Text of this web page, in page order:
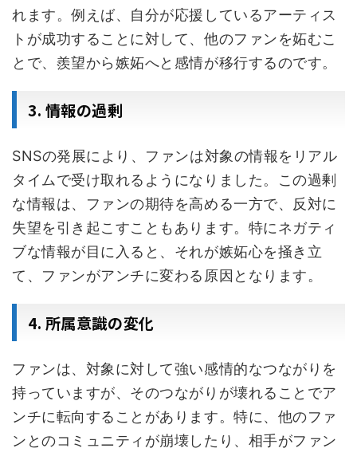
れます。例えば、自分が応援しているアーティス
トが成功することに対して、他のファンを妬むこ
とで、羨望から嫉妬へと感情が移行するのです。
3. 情報の過剰
SNSの発展により、ファンは対象の情報をリアル
タイムで受け取れるようになりました。この過剰
な情報は、ファンの期待を高める一方で、反対に
失望を引き起こすこともあります。特にネガティ
ブな情報が目に入ると、それが嫉妬心を掻き立
て、ファンがアンチに変わる原因となります。
4. 所属意識の変化
ファンは、対象に対して強い感情的なつながりを
持っていますが、そのつながりが壊れることでア
ンチに転向することがあります。特に、他のファ
ンとのコミュニティが崩壊したり、相手がファン